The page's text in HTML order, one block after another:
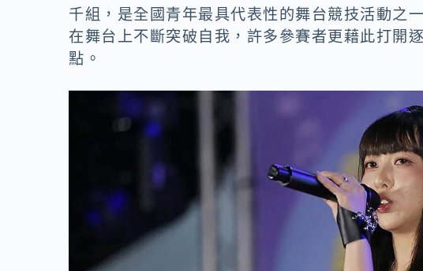
千組，是全國青年最具代表性的舞台競技活動之
在舞台上不斷突破自我，許多參賽者更藉此打開
點。